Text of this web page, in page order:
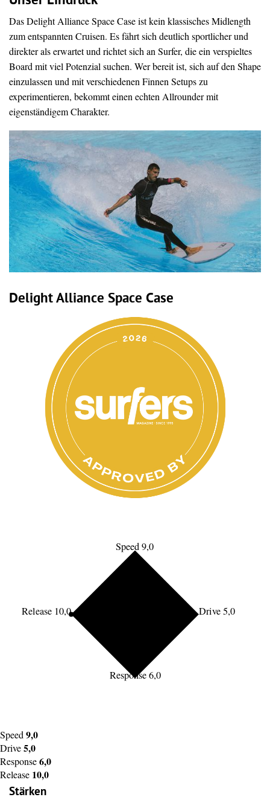
Das Delight Alliance Space Case ist kein klassisches Midlength
zum entspannten Cruisen. Es fährt sich deutlich sportlicher und
direkter als erwartet und richtet sich an Surfer, die ein verspieltes
Board mit viel Potenzial suchen. Wer bereit ist, sich auf den Shape
einzulassen und mit verschiedenen Finnen Setups zu
experimentieren, bekommt einen echten Allrounder mit
eigenständigem Charakter.
Delight Alliance Space Case
Speed 9,0
Drive 5,0
Response 6,0
Release 10,0
Speed 9,0
Drive5,0
Response6,0
Release 10,0
Stärken